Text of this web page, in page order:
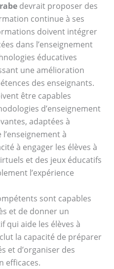
devrait proposer des
continue à ses
doivent intégrer
dans l’enseignement
éducatives
une amélioration
des enseignants.
être capables
d’enseignement
adaptées à
à
à engager les élèves à
et des jeux éducatifs
l’expérience
sont capables
et de donner un
qui aide les élèves à
la capacité de préparer
et d’organiser des
efficaces.